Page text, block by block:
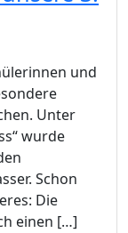
und
Unter
wurde
Schon
Die
einen […]